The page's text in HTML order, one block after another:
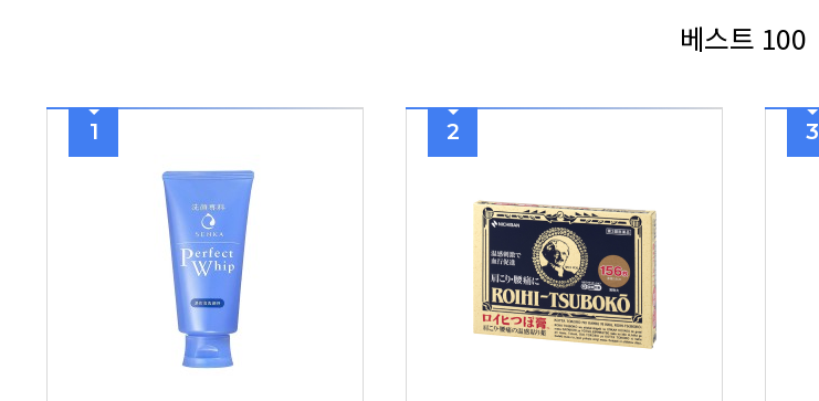
베스트 100
1 2 3